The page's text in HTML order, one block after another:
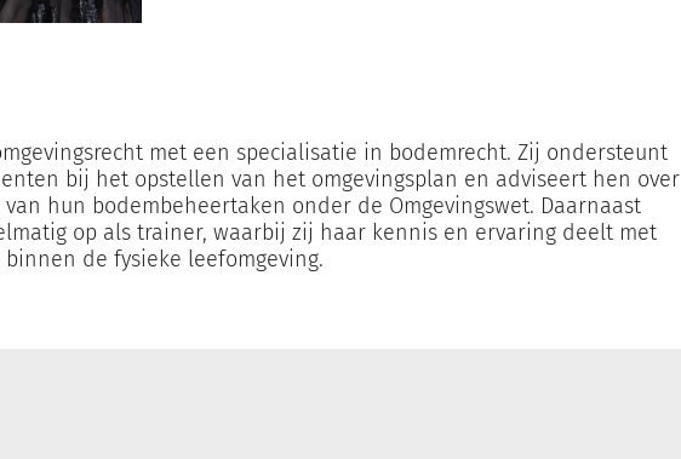
met een specialisatie in bodemrecht. Zij ondersteunt
bij het opstellen van het omgevingsplan en adviseert hen over
hun bodembeheertaken onder de Omgevingswet. Daarnaast
op als trainer, waarbij zij haar kennis en ervaring deelt met
binnen de fysieke leefomgeving.